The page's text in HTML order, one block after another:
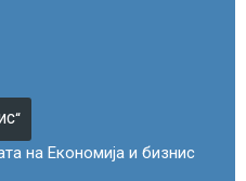
на Економија и бизнис